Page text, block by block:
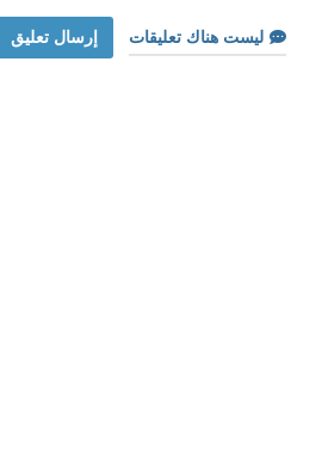
ليست هناك تعليقات إرسال تعليق